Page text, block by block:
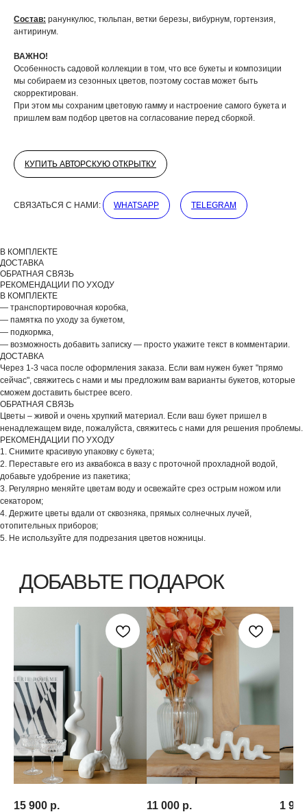
Состав: ранункулюс, тюльпан, ветки березы, вибурнум, гортензия,
антиринум.
ВАЖНО!
Особенность садовой коллекции в том, что все букеты и композиции
мы собираем из сезонных цветов, поэтому состав может быть
скорректирован.
При этом мы сохраним цветовую гамму и настроение самого букета и
пришлем вам подбор цветов на согласование перед сборкой.
КУПИТЬ АВТОРСКУЮ ОТКРЫТКУ
СВЯЗАТЬСЯ С НАМИ: WHATSAPP TELEGRAM
В КОМПЛЕКТЕ
ДОСТАВКА
ОБРАТНАЯ СВЯЗЬ
РЕКОМЕНДАЦИИ ПО УХОДУ
В КОМПЛЕКТЕ
— транспортировочная коробка,
— памятка по уходу за букетом,
— подкормка,
— возможность добавить записку — просто укажите текст в комментарии.
ДОСТАВКА
Через 1-3 часа после оформления заказа. Если вам нужен букет "прямо
сейчас", свяжитесь с нами и мы предложим вам варианты букетов, которые
сможем доставить быстрее всего.
ОБРАТНАЯ СВЯЗЬ
Цветы – живой и очень хрупкий материал. Если ваш букет пришел в
ненадлежащем виде, пожалуйста, свяжитесь с нами для решения проблемы.
РЕКОМЕНДАЦИИ ПО УХОДУ
1. Снимите красивую упаковку с букета;
2. Переставьте его из аквабокса в вазу с проточной прохладной водой,
добавьте удобрение из пакетика;
3. Регулярно меняйте цветам воду и освежайте срез острым ножом или
секатором;
4. Держите цветы вдали от сквозняка, прямых солнечных лучей,
отопительных приборов;
5. Не используйте для подрезания цветов ножницы.
ДОБАВЬТЕ ПОДАРОК
15 900 р. 11 000 р. 1 990
ВЫБЕРИТЕ ВАЗУ